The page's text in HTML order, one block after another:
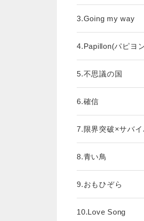
3.Going my way
4.Papillon(パピヨ
5.不思議の国
6.確信
7.限界突破×サバイ
8.青い鳥
9.おもひぞら
10.Love Song